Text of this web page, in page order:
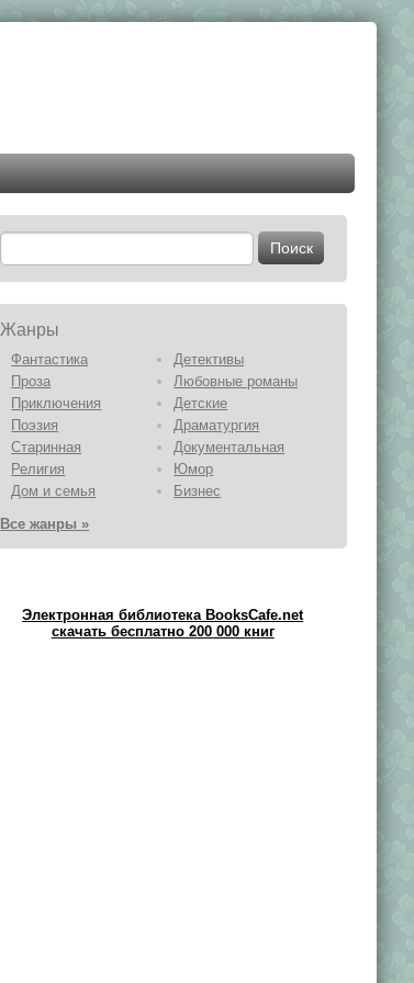
Жанры
Фантастика
Детективы
Проза
Любовные романы
Приключения
Детские
Поэзия
Драматургия
Старинная
Документальная
Религия
Юмор
Дом и семья
Бизнес
Все жанры »
Электронная библиотека BooksCafe.net
скачать бесплатно 200 000 книг